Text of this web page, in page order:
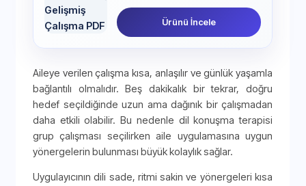
Ürünü İncele
Aileye verilen çalışma kısa, anlaşılır ve günlük yaşamla
bağlantılı olmalıdır. Beş dakikalık bir tekrar, doğru
hedef seçildiğinde uzun ama dağınık bir çalışmadan
daha etkili olabilir. Bu nedenle dil konuşma terapisi
grup çalışması seçilirken aile uygulamasına uygun
yönergelerin bulunması büyük kolaylık sağlar.
Uygulayıcının dili sade, ritmi sakin ve yönergeleri kısa